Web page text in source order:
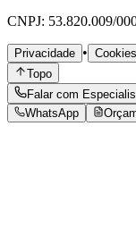
CNPJ: 53.820.009/
Privacidade • Cookies
Topo
Falar com
WhatsApp